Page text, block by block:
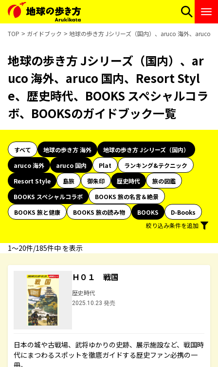
TOP ガイドブック 地球の歩き方 Jシリーズ（国内）、aruco 海外、aruco
地球の歩き方 Jシリーズ（国内）、ar
uco 海外、aruco 国内、Resort Styl
e、歴史時代、BOOKS スペシャルコラ
ボ、BOOKSのガイドブック一覧
すべて 地球の歩き方 海外
地球の歩き方 Jシリーズ（国内）
aruco 海外
aruco 国内 Plat
ランキング&テクニック
Resort Style
島旅 御朱印 歴史時代
旅の図鑑
BOOKS スペシャルコラボ
BOOKS 旅の名言＆絶景
BOOKS 旅と健康
BOOKS 旅の読み物 BOOKS
D-Books
絞り込み条件を追加
1〜20件/185件中 を表示
Ｈ０１ 戦国
歴史時代
2025.10.23 発売
日本の城や古戦場、武将ゆかりの史跡、展示施設など、戦国時
代にまつわるスポットを徹底ガイドする歴史ファン必携の一
冊。